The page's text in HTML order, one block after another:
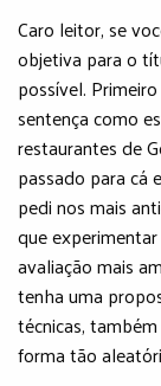
Caro leitor, se
objetiva para o
possível.
sentença como
restaurantes de
passado para cá
pedi nos mais
que
avaliação mais
tenha uma
técnicas,
forma tão